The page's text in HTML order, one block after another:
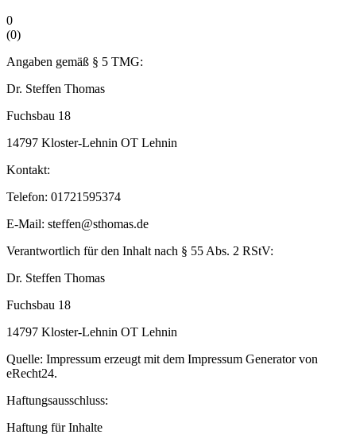
0
(0)
Angaben gemäß § 5 TMG:
Dr. Steffen Thomas
Fuchsbau 18
14797 Kloster-Lehnin OT Lehnin
Kontakt:
Telefon: 01721595374
E-Mail: steffen@sthomas.de
Verantwortlich für den Inhalt nach § 55 Abs. 2 RStV:
Dr. Steffen Thomas
Fuchsbau 18
14797 Kloster-Lehnin OT Lehnin
Quelle: Impressum erzeugt mit dem Impressum Generator von
eRecht24.
Haftungsausschluss:
Haftung für Inhalte